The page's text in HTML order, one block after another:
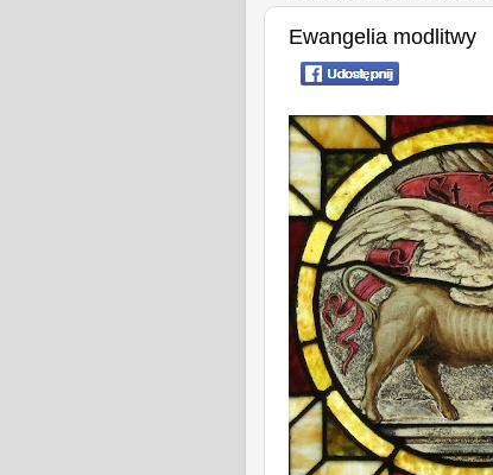
Ewangelia modlitwy